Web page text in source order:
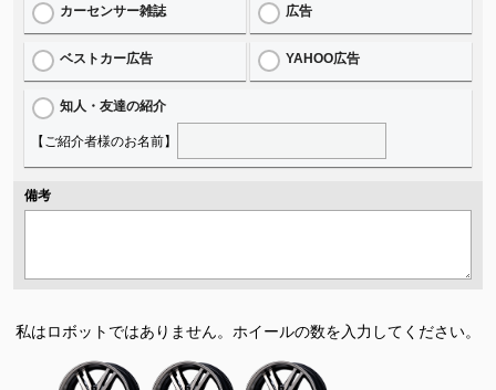
カーセンサー雑誌 広告
ベストカー広告 YAHOO広告
知人・友達の紹介
【ご紹介者様のお名前】
備考
私はロボットではありません。 ホイールの数を入力してください。